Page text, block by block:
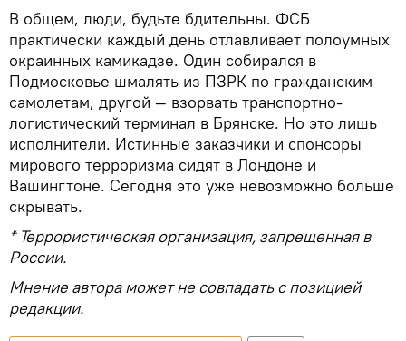
В общем, люди, будьте бдительны. ФСБ
практически каждый день отлавливает полоумных
окраинных камикадзе. Один собирался в
Подмосковье шмалять из ПЗРК по гражданским
самолетам, другой — взорвать транспортно-
логистический терминал в Брянске. Но это лишь
исполнители. Истинные заказчики и спонсоры
мирового терроризма сидят в Лондоне и
Вашингтоне. Сегодня это уже невозможно больше
скрывать.
* Террористическая организация, запрещенная в
России.
Мнение автора может не совпадать с позицией
редакции.